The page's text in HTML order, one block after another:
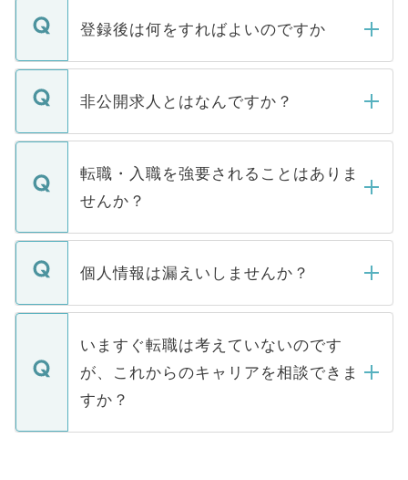
登録後は何をすればよいのですか
ご登録いただきましたら、弊社担当者がご
登録内容を確認し、その後メールもしくは
ます。通常、5営業日以内にはご連絡をせて
いただきますので、しばらくお待ちくださ
非公開求人とはなんですか？
マイナビDOCTORで取り扱っている求人の
うち約3割は、Webサイトからご覧いただ
けない「非公開求人」です。非公開求人は
下記の理由によって、一般には公開してい
ません。
■応募殺到を避けるため 人気のある医療機
関を公にしてしまうと、応募が殺到する場
に、医療機関が求める条件に合った人材の
みを人材紹介会社に依頼するケースが増え
ています。
転職・入職を強要されることはありま
せんか？
転職・入職を強要することは一切ありませ
ん。また、仮に応募先から内定をいただい
定を承諾する必要はありません。内定先へ
の辞退の連絡はキャリアパートナーが行い
個人情報は漏えいしませんか？
個人情報が漏えいすることはありませんの
で、ご安心ください。当サイトからの登録
などで収集したご登録者様の個人情報は、
ご本人のキャリアアップおよび転職活動の
支援を目的に使用いたします。お預かりし
ているすべての個人データはご本人の許可
いますぐ転職は考えていないのです
が、これからのキャリアを相談できま
すか？